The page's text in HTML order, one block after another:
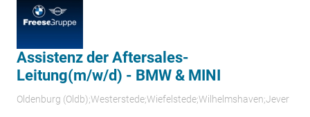
Assistenz der Aftersales-
Leitung(m/w/d) - BMW & MINI
Oldenburg (Oldb);Westerstede;Wiefelstede;Wilhelmshaven;Jever